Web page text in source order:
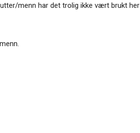
menn har det trolig ikke vært brukt her